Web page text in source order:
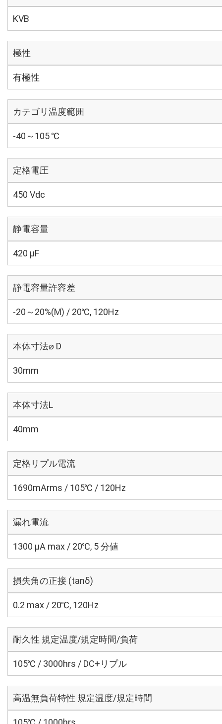
KVB
極性
有極性
カテゴリ温度範囲
-40～105 ℃
定格電圧
450 Vdc
静電容量
420 µF
静電容量許容差
-20～20%(M) / 20℃, 120Hz
本体寸法⌀ D
30mm
本体寸法L
40mm
定格リプル電流
1690mArms / 105℃ / 120Hz
漏れ電流
1300 μA max / 20℃, 5 分値
損失角の正接 (tanδ)
0.2 max / 20℃, 120Hz
耐久性 規定温度/規定時間/負荷
105℃ / 3000hrs / DC+リプル
高温無負荷特性 規定温度/規定時間